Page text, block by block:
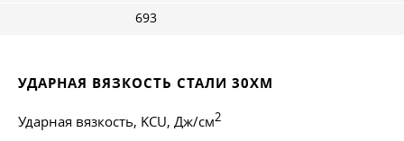
693
УДАРНАЯ ВЯЗКОСТЬ СТАЛИ 30ХМ
Ударная вязкость, KCU, Дж/см2